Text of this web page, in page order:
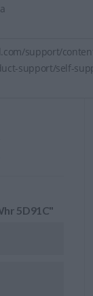
support/
support/self-
5D91C"